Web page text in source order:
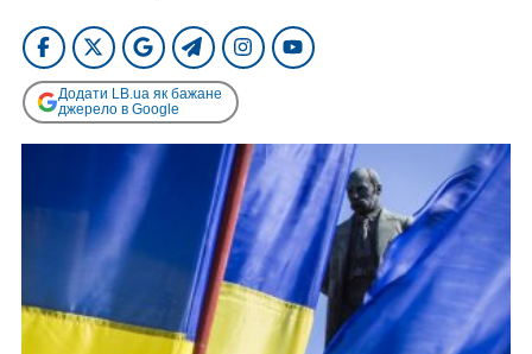
Додати LB.ua як бажане
джерело в Google